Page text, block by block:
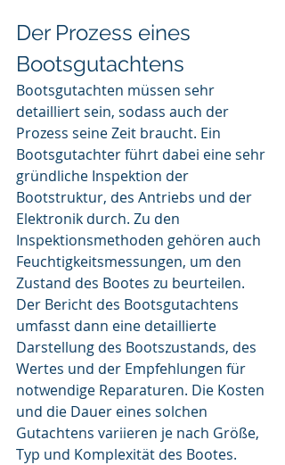
Der Prozess eines
Bootsgutachtens
Bootsgutachten müssen sehr
detailliert sein, sodass auch der
Prozess seine Zeit braucht. Ein
Bootsgutachter führt dabei eine sehr
gründliche Inspektion der
Bootstruktur, des Antriebs und der
Elektronik durch. Zu den
Inspektionsmethoden gehören auch
Feuchtigkeitsmessungen, um den
Zustand des Bootes zu beurteilen.
Der Bericht des Bootsgutachtens
umfasst dann eine detaillierte
Darstellung des Bootszustands, des
Wertes und der Empfehlungen für
notwendige Reparaturen. Die Kosten
und die Dauer eines solchen
Gutachtens variieren je nach Größe,
Typ und Komplexität des Bootes.